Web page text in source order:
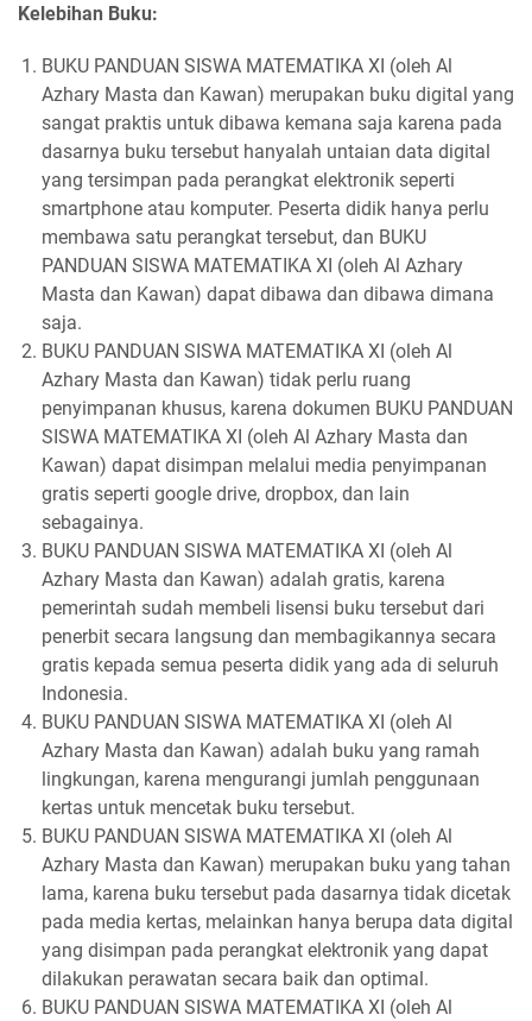
Kelebihan Buku:
BUKU PANDUAN SISWA MATEMATIKA XI (oleh Al
Azhary Masta dan Kawan) merupakan buku digital yang
sangat praktis untuk dibawa kemana saja karena pada
dasarnya buku tersebut hanyalah untaian data digital
yang tersimpan pada perangkat elektronik seperti
smartphone atau komputer. Peserta didik hanya perlu
membawa satu perangkat tersebut, dan BUKU
PANDUAN SISWA MATEMATIKA XI (oleh Al Azhary
Masta dan Kawan) dapat dibawa dan dibawa dimana
saja.
BUKU PANDUAN SISWA MATEMATIKA XI (oleh Al
Azhary Masta dan Kawan) tidak perlu ruang
penyimpanan khusus, karena dokumen BUKU PANDUAN
SISWA MATEMATIKA XI (oleh Al Azhary Masta dan
Kawan) dapat disimpan melalui media penyimpanan
gratis seperti google drive, dropbox, dan lain
sebagainya.
BUKU PANDUAN SISWA MATEMATIKA XI (oleh Al
Azhary Masta dan Kawan) adalah gratis, karena
pemerintah sudah membeli lisensi buku tersebut dari
penerbit secara langsung dan membagikannya secara
gratis kepada semua peserta didik yang ada di seluruh
Indonesia.
BUKU PANDUAN SISWA MATEMATIKA XI (oleh Al
Azhary Masta dan Kawan) adalah buku yang ramah
lingkungan, karena mengurangi jumlah penggunaan
kertas untuk mencetak buku tersebut.
BUKU PANDUAN SISWA MATEMATIKA XI (oleh Al
Azhary Masta dan Kawan) merupakan buku yang tahan
lama, karena buku tersebut pada dasarnya tidak dicetak
pada media kertas, melainkan hanya berupa data digital
yang disimpan pada perangkat elektronik yang dapat
dilakukan perawatan secara baik dan optimal.
BUKU PANDUAN SISWA MATEMATIKA XI (oleh Al